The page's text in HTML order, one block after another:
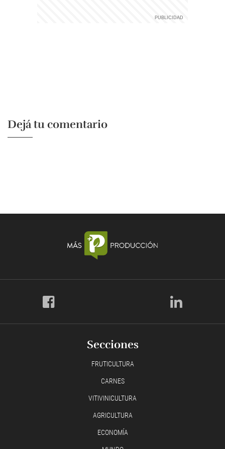
Dejá tu comentario
Secciones
FRUTICULTURA
CARNES
VITIVINICULTURA
AGRICULTURA
ECONOMÍA